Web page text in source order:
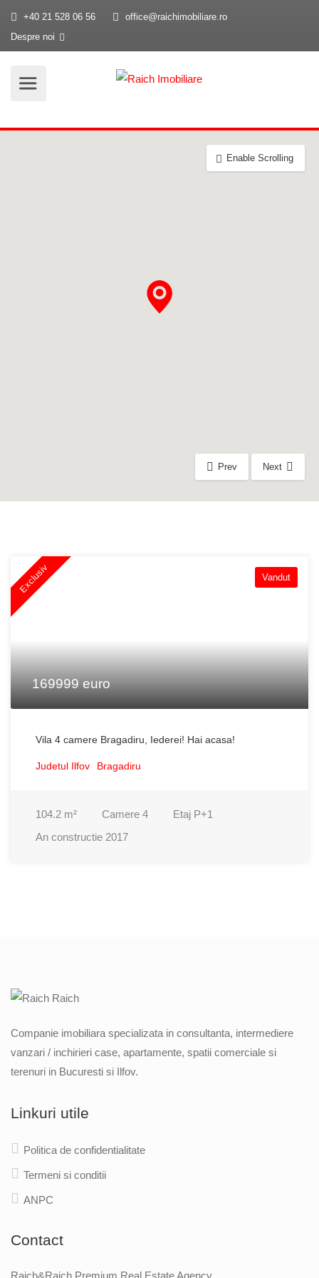
+40 21 528 06 56
office@raichimobiliare.ro
Despre noi
Enable Scrolling
Prev Next
Exclusiv Vandut
169999 euro
Vila 4 camere Bragadiru, Iederei! Hai acasa!
Judetul Ilfov Bragadiru
104.2 m² Camere 4 Etaj P+1
An constructie 2017
Companie imobiliara specializata in consultanta, intermediere
vanzari / inchirieri case, apartamente, spatii comerciale si
terenuri in Bucuresti si Ilfov.
Linkuri utile
Politica de confidentialitate
Termeni si conditii
ANPC
Contact
Raich&Raich Premium Real Estate Agency